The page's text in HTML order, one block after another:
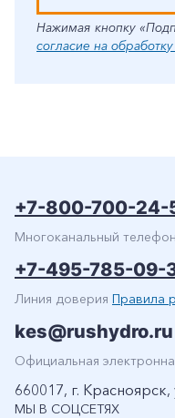
Нажимая кнопку
согласие на
МЫ В СОЦСЕТЯХ
+7-800-700-24-
Многоканальный телефон
+7-495-785-09-
Линия доверия Правила
kes@rushydro.ru
Официальная
660017, г.